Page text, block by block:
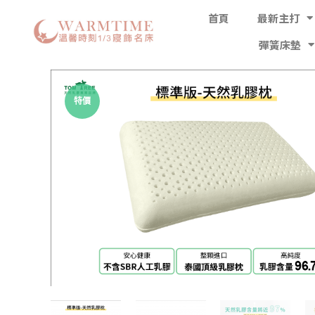
首頁
最新主打
彈簧床墊
特價